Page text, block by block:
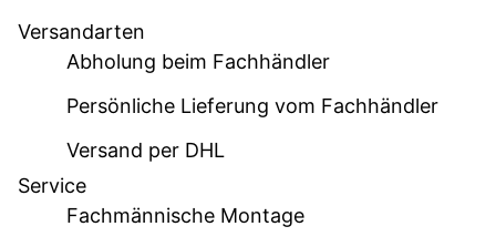
Versandarten
Abholung beim Fachhändler
Persönliche Lieferung vom Fachhändler
Versand per DHL
Service
Fachmännische Montage